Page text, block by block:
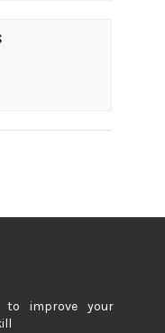
to improve your